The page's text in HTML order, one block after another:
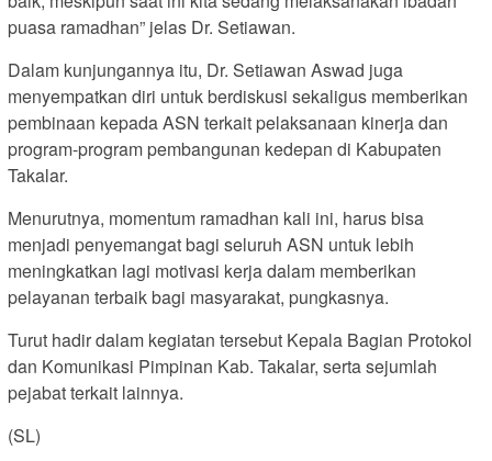
puasa ramadhan” jelas Dr. Setiawan.
Dalam kunjungannya itu, Dr. Setiawan Aswad juga
menyempatkan diri untuk berdiskusi sekaligus memberikan
pembinaan kepada ASN terkait pelaksanaan kinerja dan
program-program pembangunan kedepan di Kabupaten
Takalar.
Menurutnya, momentum ramadhan kali ini, harus bisa
menjadi penyemangat bagi seluruh ASN untuk lebih
meningkatkan lagi motivasi kerja dalam memberikan
pelayanan terbaik bagi masyarakat, pungkasnya.
Turut hadir dalam kegiatan tersebut Kepala Bagian Protokol
dan Komunikasi Pimpinan Kab. Takalar, serta sejumlah
pejabat terkait lainnya.
(SL)